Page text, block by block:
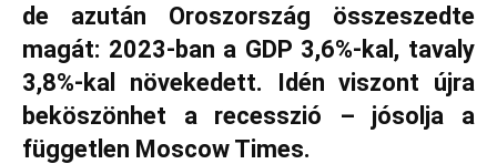
de azután Oroszország összeszedte
magát: 2023-ban a GDP 3,6%-kal, tavaly
3,8%-kal növekedett. Idén viszont újra
beköszönhet a recesszió – jósolja a
független Moscow Times.